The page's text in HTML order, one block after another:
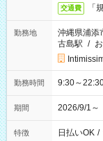
交通費 「
勤務地
沖縄県浦添
古島駅 /
勤務時間 9:30～
期間 2026/9/1～
特徴 日払いOK /